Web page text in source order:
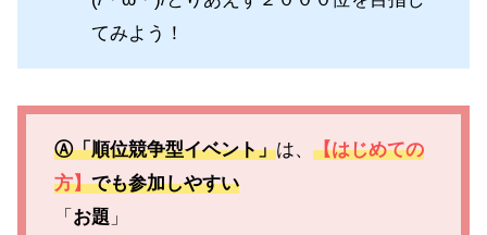
てみよう！
Ⓐ「順位競争型イベント」は、 【はじめての
方】でも参加しやすい
「 お題 」